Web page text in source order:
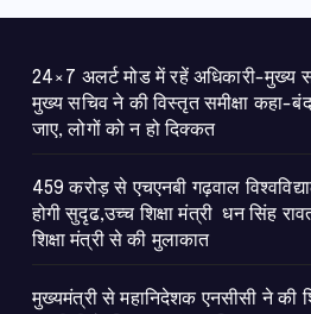
24×7 अलर्ट मोड में रहें अधिकारी-
मुख्य सचिव ने की विस्तृत समीक्षा कहा-
जाए, लोगों को न हो दिक्कत
459 करोड़ से एचएनबी गढ़वाल
होगी सुदृढ,उच्च शिक्षा मंत्री धन सिंह
शिक्षा मंत्री से की मुलाकात
मुख्यमंत्री से महानिदेशक एनसीसी ने की